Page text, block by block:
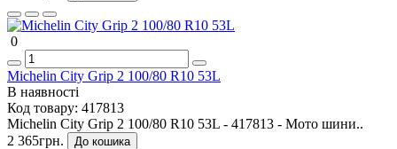
0
Michelin City Grip 2 100/80 R10 53L
В наявності
Код товару: 417813
Michelin City Grip 2 100/80 R10 53L - 417813 - Мото шини..
2 365грн.
До кошика